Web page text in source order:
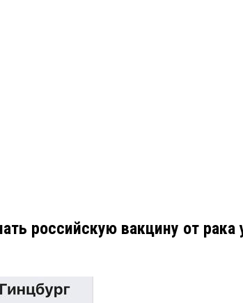
российскую вакцину от